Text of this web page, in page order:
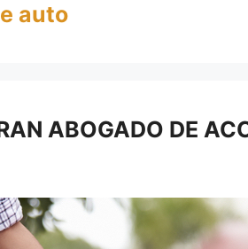
auto
ABOGADO DE